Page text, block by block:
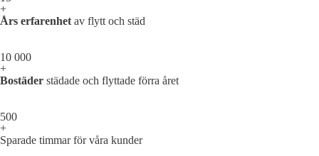
+
Års erfarenhet av flytt och städ
10 000
+
Bostäder städade och flyttade förra året
500
+
Sparade timmar för våra kunder